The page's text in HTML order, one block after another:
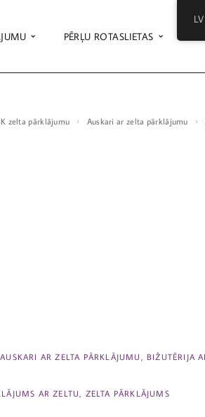
PĒRĻU ROTASLIETAS
zelta pārklājumu Auskari ar zelta pārklājumu
,AUSKARI AR ZELTA PĀRKLĀJUMU
BIŽUTĒRIJA
AR ZELTU ZELTA PĀRKLĀJUMS
LV